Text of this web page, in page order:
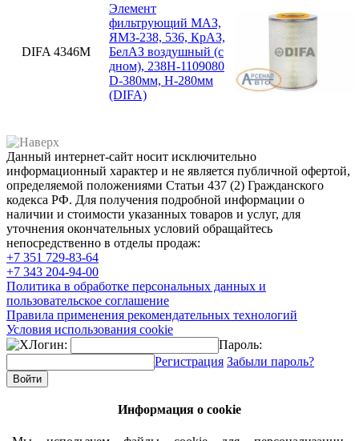
DIFA 4346М
Элемент
фильтрующий МАЗ,
ЯМЗ-238, 536, КрАЗ,
БелАЗ воздушный (с
дном), 238Н-1109080
D-380мм, H-280мм
(DIFA)
Данный интернет-сайт носит исключительно
информационный характер и не является публичной офертой,
определяемой положениями Статьи 437 (2) Гражданского
кодекса РФ. Для получения подробной информации о
наличии и стоимости указанных товаров и услуг, для
уточнения окончательных условий обращайтесь
непосредственно в отделы продаж:
+7 351 729-83-64
+7 343 204-94-00
Политика в обработке персональных данных и
пользовательское соглашение
Правила применения рекомендательных технологий
Условия использования cookie
Логин:
Пароль:
Регистрация Забыли пароль?
Информация о cookie